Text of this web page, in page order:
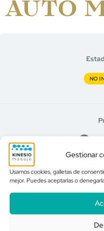
Gestionar
Usamos cookies, galletas de
mejor. Puedes aceptarlas o
AUTO
NO
Log